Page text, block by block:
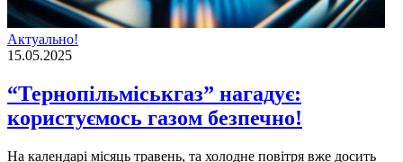
Актуально!
15.05.2025
“Тернопільміськгаз” нагадує:
користуємось газом безпечно!
На календарі місяць травень, та холодне повітря вже досить